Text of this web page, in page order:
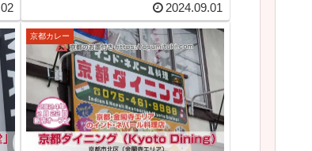
2024.09.01
京都カレー